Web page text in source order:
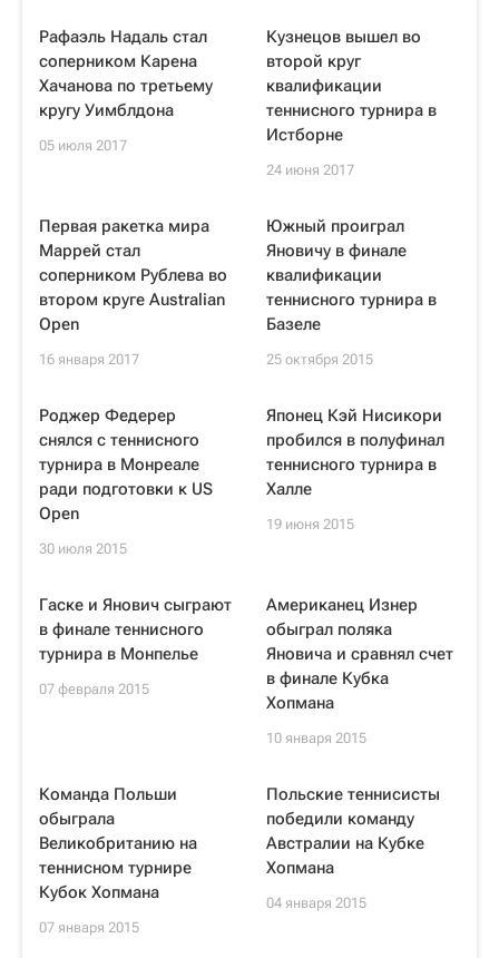
Рафаэль Надаль стал
соперником Карена
Хачанова по третьему
кругу Уимблдона
05 июля 2017
Кузнецов вышел во
второй круг
квалификации
теннисного турнира в
Истборне
24 июня 2017
Первая ракетка мира
Маррей стал
соперником Рублева во
втором круге Australian
Open
16 января 2017
Южный проиграл
Яновичу в финале
квалификации
теннисного турнира в
Базеле
25 октября 2015
Роджер Федерер
снялся с теннисного
турнира в Монреале
ради подготовки к US
Open
30 июля 2015
Японец Кэй Нисикори
пробился в полуфинал
теннисного турнира в
Халле
19 июня 2015
Гаске и Янович сыграют
в финале теннисного
турнира в Монпелье
07 февраля 2015
Американец Изнер
обыграл поляка
Яновича и сравнял счет
в финале Кубка
Хопмана
10 января 2015
Команда Польши
обыграла
Великобританию на
теннисном турнире
Кубок Хопмана
07 января 2015
Польские теннисисты
победили команду
Австралии на Кубке
Хопмана
04 января 2015